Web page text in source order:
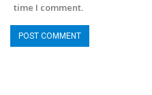
time I comment.